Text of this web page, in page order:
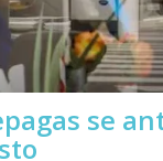
se